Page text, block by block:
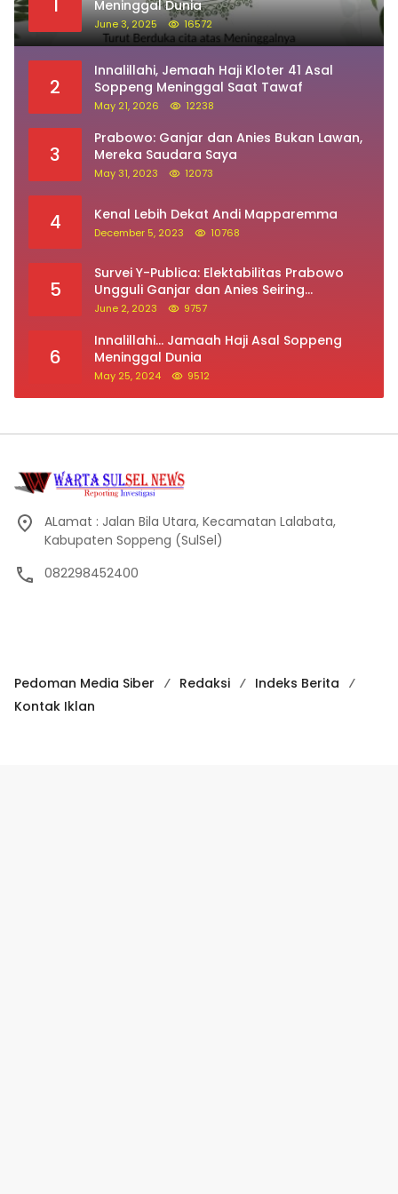
1
Meninggal Dunia
June 3, 2025 16572
2
Innalillahi, Jemaah Haji Kloter 41 Asal
Soppeng Meninggal Saat Tawaf
May 21, 2026 12238
3
Prabowo: Ganjar dan Anies Bukan Lawan,
Mereka Saudara Saya
May 31, 2023 12073
4 Kenal Lebih Dekat Andi Mapparemma
December 5, 2023 10768
5
Survei Y-Publica: Elektabilitas Prabowo
Ungguli Ganjar dan Anies Seiring
Kepuasan Terhadap Jokowi Naik
June 2, 2023 9757
6
Innalillahi… Jamaah Haji Asal Soppeng
Meninggal Dunia
May 25, 2024 9512
ALamat : Jalan Bila Utara, Kecamatan Lalabata,
Kabupaten Soppeng (SulSel)
082298452400
Pedoman Media Siber Redaksi
Indeks Berita
Kontak Iklan